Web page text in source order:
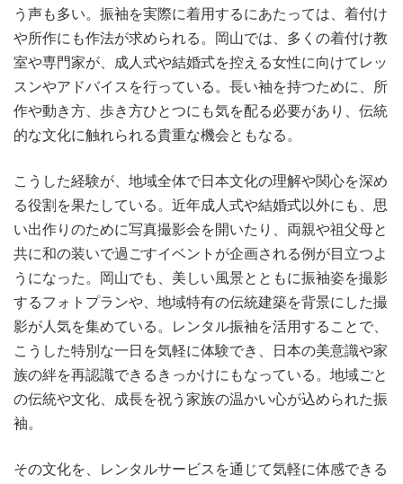
う声も多い。振袖を実際に着用するにあたっては、着付け
や所作にも作法が求められる。岡山では、多くの着付け教
室や専門家が、成人式や結婚式を控える女性に向けてレッ
スンやアドバイスを行っている。長い袖を持つために、所
作や動き方、歩き方ひとつにも気を配る必要があり、伝統
的な文化に触れられる貴重な機会ともなる。
こうした経験が、地域全体で日本文化の理解や関心を深め
る役割を果たしている。近年成人式や結婚式以外にも、思
い出作りのために写真撮影会を開いたり、両親や祖父母と
共に和の装いで過ごすイベントが企画される例が目立つよ
うになった。岡山でも、美しい風景とともに振袖姿を撮影
するフォトプランや、地域特有の伝統建築を背景にした撮
影が人気を集めている。レンタル振袖を活用することで、
こうした特別な一日を気軽に体験でき、日本の美意識や家
族の絆を再認識できるきっかけにもなっている。地域ごと
の伝統や文化、成長を祝う家族の温かい心が込められた振
袖。
その文化を、レンタルサービスを通じて気軽に体感できる